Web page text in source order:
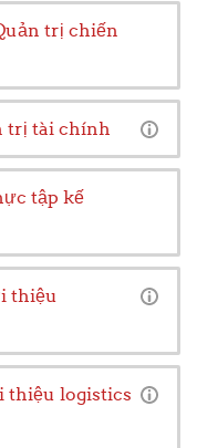
trị chiến
trị tài chính
tập kế
thiệu
thiệu logistics